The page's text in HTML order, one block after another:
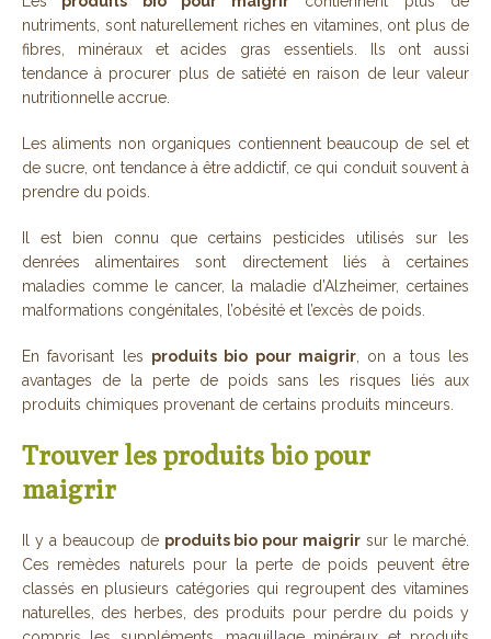
nutriments, sont naturellement riches en vitamines, ont plus de
fibres, minéraux et acides gras essentiels. Ils ont aussi
tendance à procurer plus de satiété en raison de leur valeur
nutritionnelle accrue.
Les aliments non organiques contiennent beaucoup de sel et
de sucre, ont tendance à être addictif, ce qui conduit souvent à
prendre du poids.
Il est bien connu que certains pesticides utilisés sur les
denrées alimentaires sont directement liés à certaines
maladies comme le cancer, la maladie d’Alzheimer, certaines
malformations congénitales, l’obésité et l’excès de poids.
En favorisant les produits bio pour maigrir, on a tous les
avantages de la perte de poids sans les risques liés aux
produits chimiques provenant de certains produits minceurs.
Trouver les produits bio pour
maigrir
Il y a beaucoup de produits bio pour maigrir sur le marché.
Ces remèdes naturels pour la perte de poids peuvent être
classés en plusieurs catégories qui regroupent des vitamines
naturelles, des herbes, des produits pour perdre du poids y